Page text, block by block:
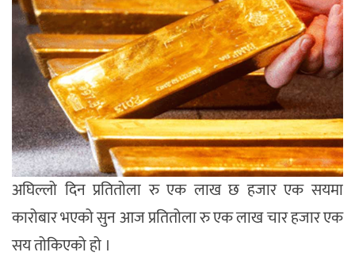
अघिल्लो दिन प्रतितोला रु एक लाख छ हजार एक सयमा
कारोबार भएको सुन आज प्रतितोला रु एक लाख चार हजार एक
सय तोकिएको हो ।